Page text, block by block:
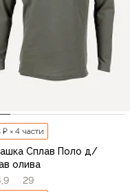
× 4 части
Сплав Поло д/
олива
29